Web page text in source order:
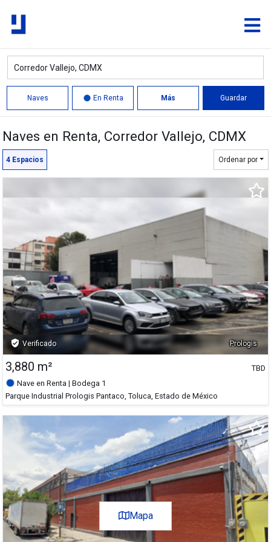
Naves En Renta Más Guardar
5,185 m²
3,880 m²
6,000 m²
Quitar
+
-
Satélite
Naves en Renta, Corredor Vallejo, CDMX
4 Espacios Ordenar por
Prologis
verified_user Verificado
3,880 m²
TBD
Nave en Renta | Bodega 1
Parque Industrial Prologis Pantaco, Toluca, Estado de México
Mapa